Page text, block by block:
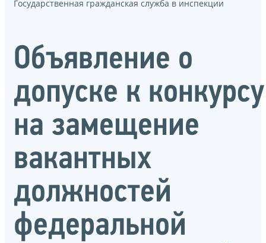
Государственная гражданская служба в инспекции
Объявление о
допуске к конкурсу
на замещение
вакантных
должностей
федеральной